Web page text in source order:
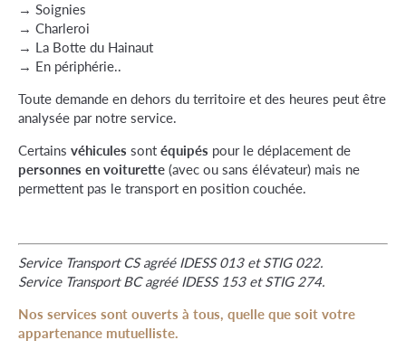
→ Soignies
→ Charleroi
→ La Botte du Hainaut
→ En périphérie..
Toute demande en dehors du territoire et des heures peut être
analysée par notre service.
Certains véhicules sontéquipés pour le déplacement de
personnes en voiturette(avec ou sans élévateur) mais ne
permettent pas le transport en position couchée.
Service Transport CS agréé IDESS 013 et STIG 022.
Service Transport BC agréé IDESS 153 et STIG 274.
Nos services sont ouverts à tous, quelle que soit votre
appartenance mutuelliste.